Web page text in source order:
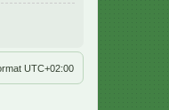
UTC+02:00